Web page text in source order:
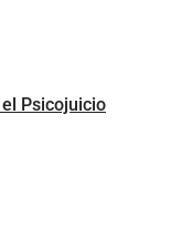
Psicojuicio